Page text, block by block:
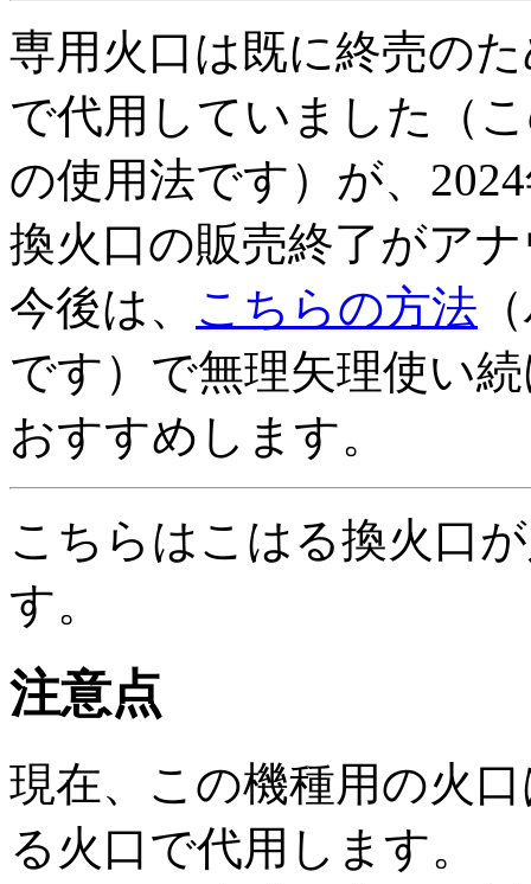
専用火口は既に終売の
で代用していました（
の使用法です）が、
換火口の販売終了がア
今後は、 こちらの方法
です）で無理矢理使い
おすすめします。
こちらはこはる換火口
す。
注意点
現在、この機種用の火
る火口で代用します。